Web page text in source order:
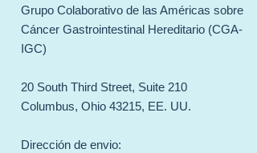
Grupo Colaborativo de las Américas sobre
Cáncer Gastrointestinal Hereditario (CGA-
IGC)
20 South Third Street, Suite 210
Columbus, Ohio 43215, EE. UU.
Dirección de envio: